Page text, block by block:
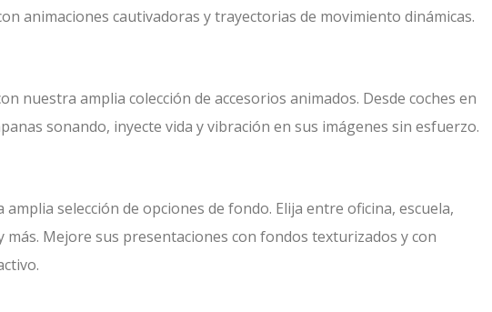
animaciones cautivadoras y trayectorias de movimiento dinámicas.
nuestra amplia colección de accesorios animados. Desde coches en
sonando, inyecte vida y vibración en sus imágenes sin esfuerzo.
selección de opciones de fondo. Elija entre oficina, escuela,
Mejore sus presentaciones con fondos texturizados y con